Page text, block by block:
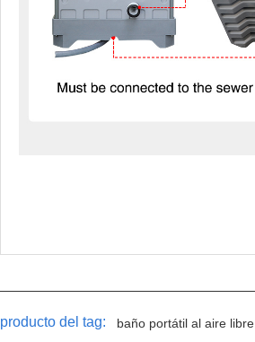
producto del tag:
baño portátil al aire libre